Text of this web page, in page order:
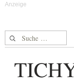
Suche nach: